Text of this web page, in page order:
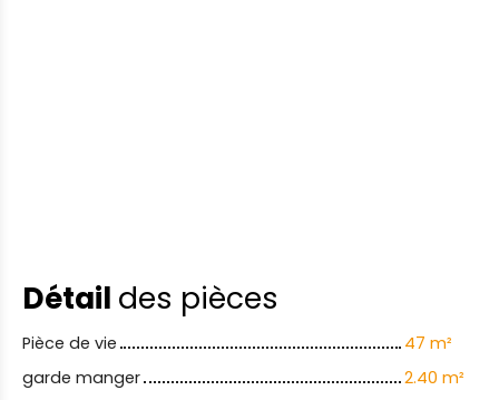
Détail des pièces
Pièce de vie
47 m²
garde manger
2.40 m²